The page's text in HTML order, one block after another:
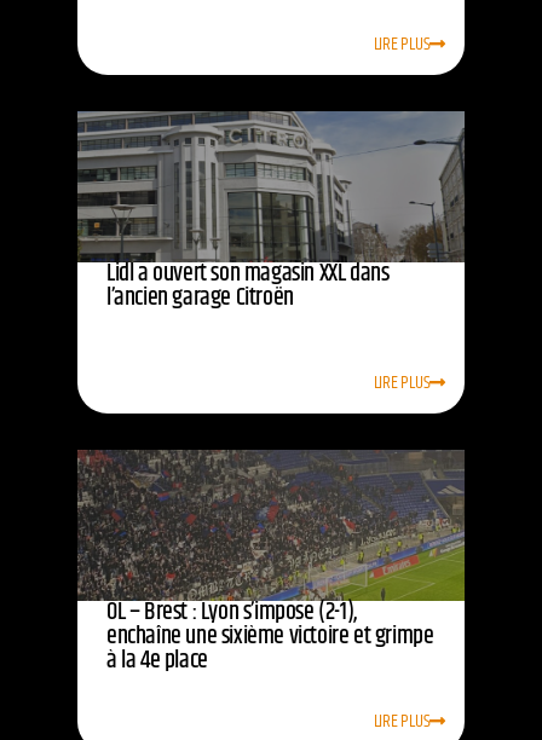
LIRE PLUS
Lidl a ouvert son magasin XXL dans
l’ancien garage Citroën
LIRE PLUS
OL – Brest : Lyon s’impose (2-1),
enchaîne une sixième victoire et grimpe
à la 4e place
LIRE PLUS